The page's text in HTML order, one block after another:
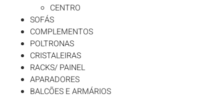
CENTRO
SOFÁS
COMPLEMENTOS
POLTRONAS
CRISTALEIRAS
RACKS/ PAINEL
APARADORES
BALCÕES E ARMÁRIOS